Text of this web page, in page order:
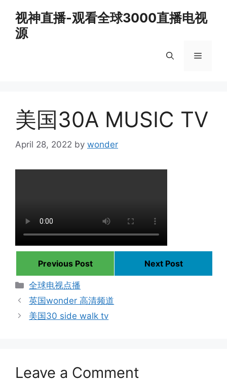
content
视神直播-观看全球3000直播电视
源
Menu
美国30A MUSIC TV
April 28, 2022 by wonder
Previous Post
Next Post
Categories
全球电视点播
英国wonder 高清频道
美国30 side walk tv
Leave a Comment